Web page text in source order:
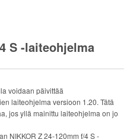
S -laiteohjelma
voidaan päivittää
laiteohjelma versioon 1.20. Tätä
jos yllä mainittu laiteohjelma on jo
NIKKOR Z 24-120mm f/4 S-